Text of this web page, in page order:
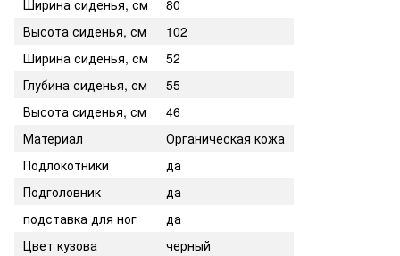
Ширина сиденья, см
80
Высота сиденья, см
102
Ширина сиденья, см
52
Глубина сиденья, см
55
Высота сиденья, см
46
Материал
Органическая кожа
Подлокотники
да
Подголовник
да
подставка для ног
да
Цвет кузова
черный